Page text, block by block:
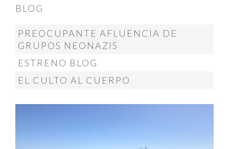
BLOG
PREOCUPANTE AFLUENCIA DE
GRUPOS NEONAZIS
ESTRENO BLOG
EL CULTO AL CUERPO